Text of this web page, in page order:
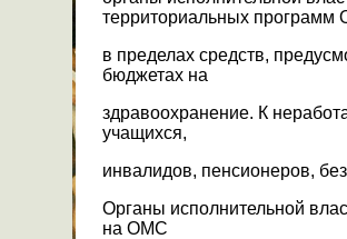
территориальных
в пределах средств,
бюджетах на
здравоохранение. К
учащихся,
инвалидов, пенсионеров,
Органы исполнительной
на ОМС